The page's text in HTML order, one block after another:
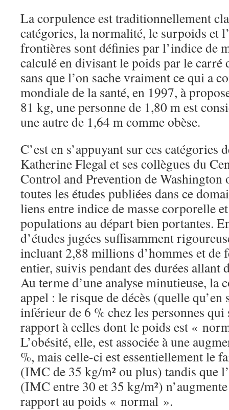
La corpulence est traditionnellement
catégories, la normalité, le surpoids et
frontières sont définies par l’indice de
calculé en divisant le poids par le carré
sans que l’on sache vraiment ce qui a
mondiale de la santé, en 1997, à
81 kg, une personne de 1,80 m est
une autre de 1,64 m comme obèse.
C’est en s’appuyant sur ces catégories
Katherine Flegal et ses collègues du
Control and Prevention de Washington
toutes les études publiées dans ce
liens entre indice de masse corporelle
populations au départ bien portantes.
d’études jugées suffisamment
incluant 2,88 millions d’hommes et de
entier, suivis pendant des durées allant
Au terme d’une analyse minutieuse, la
appel : le risque de décès (quelle qu’en
inférieur de 6 % chez les personnes
rapport à celles dont le poids est «
L’obésité, elle, est associée à une
%, mais celle-ci est essentiellement le
(IMC de 35 kg/m² ou plus) tandis que
(IMC entre 30 et 35 kg/m²)
rapport au poids « normal ».